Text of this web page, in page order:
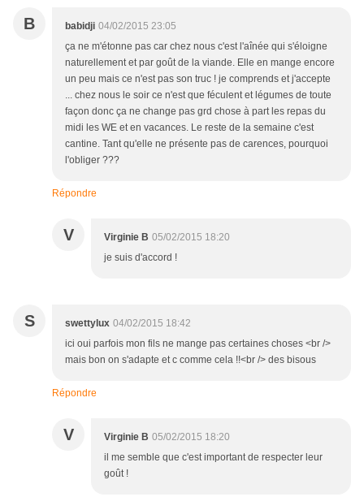
B babidji 04/02/2015 23:05
ça ne m'étonne pas car chez nous c'est l'aînée qui s'éloigne
naturellement et par goût de la viande. Elle en mange encore
un peu mais ce n'est pas son truc ! je comprends et j'accepte
... chez nous le soir ce n'est que féculent et légumes de toute
façon donc ça ne change pas grd chose à part les repas du
midi les WE et en vacances. Le reste de la semaine c'est
cantine. Tant qu'elle ne présente pas de carences, pourquoi
l'obliger ???
Répondre
V Virginie B 05/02/2015 18:20
je suis d'accord !
S swettylux 04/02/2015 18:42
ici oui parfois mon fils ne mange pas certaines choses <br />
mais bon on s'adapte et c comme cela !!<br /> des bisous
Répondre
V Virginie B 05/02/2015 18:20
il me semble que c'est important de respecter leur
goût !